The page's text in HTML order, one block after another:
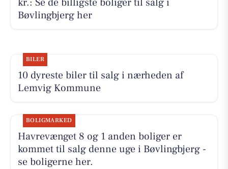
kr.: Se de billigste boliger til salg i
Bøvlingbjerg her
BILER
10 dyreste biler til salg i nærheden af
Lemvig Kommune
BOLIGMARKED
Havrevænget 8 og 1 anden boliger er
kommet til salg denne uge i Bøvlingbjerg -
se boligerne her.